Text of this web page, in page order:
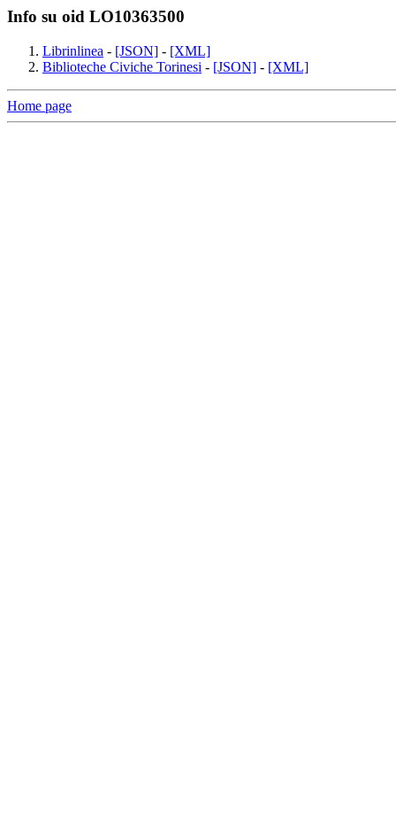
Info su oid LO10363500
Librinlinea - [JSON] - [XML]
Biblioteche Civiche Torinesi - [JSON] - [XML]
Home page